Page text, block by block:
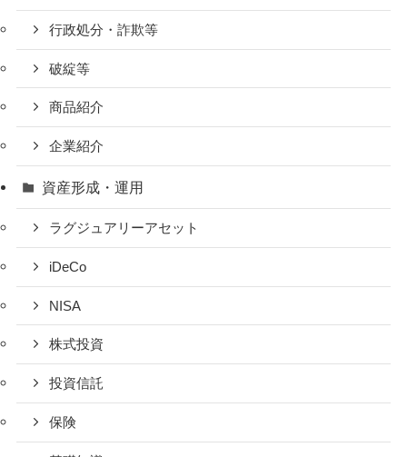
行政処分・詐欺等
破綻等
商品紹介
企業紹介
資産形成・運用
ラグジュアリーアセット
iDeCo
NISA
株式投資
投資信託
保険